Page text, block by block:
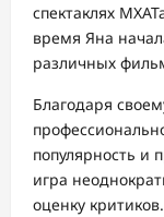
спектаклях
время Яна
различных
Благодаря
популярность и
игра
оценку